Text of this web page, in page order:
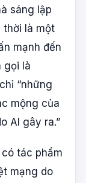
sáng lập
thời là một
mạnh đến
gọi là
“những
mộng của
AI gây ra.”
tác phẩm
mạng do